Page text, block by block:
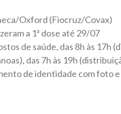
Oxford (Fiocruz/Covax)
a 1ª dose até 29/07
de saúde, das 8h às 17h
das 7h às 19h
de identidade com foto